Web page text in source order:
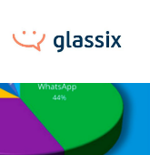
סיכום שנת 2021 במוקדי שירות לקוחות דיגיטלים בישראל – GLASSIX